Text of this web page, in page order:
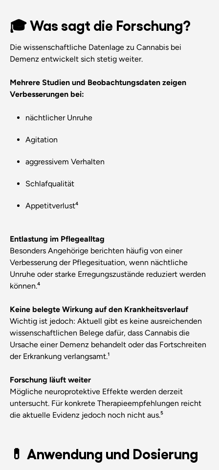
🎓 Was sagt die Forschung?
Die wissenschaftliche Datenlage zu Cannabis bei
Demenz entwickelt sich stetig weiter.
Mehrere Studien und Beobachtungsdaten zeigen
Verbesserungen bei:
nächtlicher Unruhe
Agitation
aggressivem Verhalten
Schlafqualität
Appetitverlust⁴
Entlastung im Pflegealltag
Besonders Angehörige berichten häufig von einer
Verbesserung der Pflegesituation, wenn nächtliche
Unruhe oder starke Erregungszustände reduziert werden
können.⁴
Keine belegte Wirkung auf den Krankheitsverlauf
Wichtig ist jedoch: Aktuell gibt es keine ausreichenden
wissenschaftlichen Belege dafür, dass Cannabis die
Ursache einer Demenz behandelt oder das Fortschreiten
der Erkrankung verlangsamt.¹
Forschung läuft weiter
Mögliche neuroprotektive Effekte werden derzeit
untersucht. Für konkrete Therapieempfehlungen reicht
die aktuelle Evidenz jedoch noch nicht aus.⁵
💊 Anwendung und Dosierung